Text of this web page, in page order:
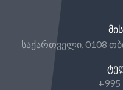
საქართველი, 0108
+995